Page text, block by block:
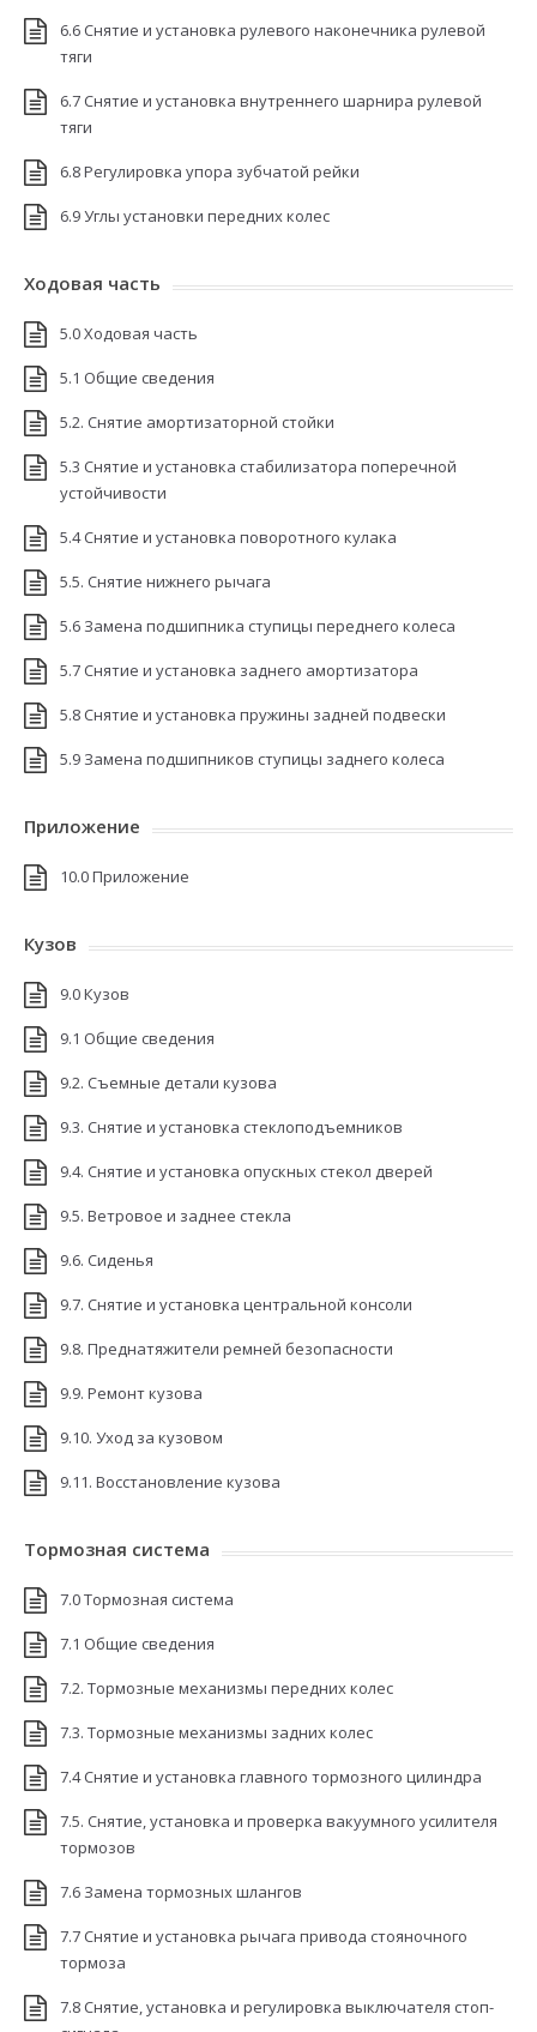
6.6 Снятие и установка рулевого наконечника рулевой
тяги
6.7 Снятие и установка внутреннего шарнира рулевой
тяги
6.8 Регулировка упора зубчатой рейки
6.9 Углы установки передних колес
Ходовая часть
5.0 Ходовая часть
5.1 Общие сведения
5.2. Снятие амортизаторной стойки
5.3 Снятие и установка стабилизатора поперечной
устойчивости
5.4 Снятие и установка поворотного кулака
5.5. Снятие нижнего рычага
5.6 Замена подшипника ступицы переднего колеса
5.7 Снятие и установка заднего амортизатора
5.8 Снятие и установка пружины задней подвески
5.9 Замена подшипников ступицы заднего колеса
Приложение
10.0 Приложение
Кузов
9.0 Кузов
9.1 Общие сведения
9.2. Съемные детали кузова
9.3. Снятие и установка стеклоподъемников
9.4. Снятие и установка опускных стекол дверей
9.5. Ветровое и заднее стекла
9.6. Сиденья
9.7. Снятие и установка центральной консоли
9.8. Преднатяжители ремней безопасности
9.9. Ремонт кузова
9.10. Уход за кузовом
9.11. Восстановление кузова
Тормозная система
7.0 Тормозная система
7.1 Общие сведения
7.2. Тормозные механизмы передних колес
7.3. Тормозные механизмы задних колес
7.4 Снятие и установка главного тормозного цилиндра
7.5. Снятие, установка и проверка вакуумного усилителя
тормозов
7.6 Замена тормозных шлангов
7.7 Снятие и установка рычага привода стояночного
тормоза
7.8 Снятие, установка и регулировка выключателя стоп-